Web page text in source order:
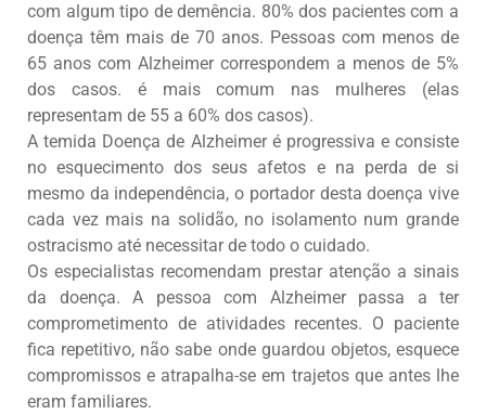
com algum tipo de demência. 80% dos pacientes com a
doença têm mais de 70 anos. Pessoas com menos de
65 anos com Alzheimer correspondem a menos de 5%
dos casos. é mais comum nas mulheres (elas
representam de 55 a 60% dos casos).
A temida Doença de Alzheimer é progressiva e consiste
no esquecimento dos seus afetos e na perda de si
mesmo da independência, o portador desta doença vive
cada vez mais na solidão, no isolamento num grande
ostracismo até necessitar de todo o cuidado.
Os especialistas recomendam prestar atenção a sinais
da doença. A pessoa com Alzheimer passa a ter
comprometimento de atividades recentes. O paciente
fica repetitivo, não sabe onde guardou objetos, esquece
compromissos e atrapalha-se em trajetos que antes lhe
eram familiares.